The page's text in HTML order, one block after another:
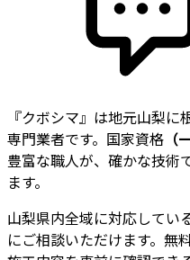
『クボシマ』は地元山梨
専門業者です。国家資格
豊富な職人が、確かな技術
ます。
山梨県内全域に対応してい
にご相談いただけます。無